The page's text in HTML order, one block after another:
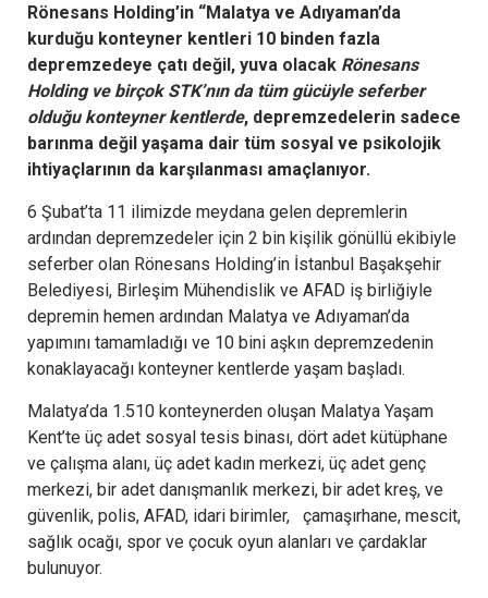
Rönesans Holding’in “Malatya ve Adıyaman’da
kurduğu konteyner kentleri 10 binden fazla
depremzedeye çatı değil, yuva olacak Rönesans
Holding ve birçok STK’nın da tüm gücüyle seferber
olduğu konteyner kentlerde, depremzedelerin sadece
barınma değil yaşama dair tüm sosyal ve psikolojik
ihtiyaçlarının da karşılanması amaçlanıyor.
6 Şubat’ta 11 ilimizde meydana gelen depremlerin
ardından depremzedeler için 2 bin kişilik gönüllü ekibiyle
seferber olan Rönesans Holding’in İstanbul Başakşehir
Belediyesi, Birleşim Mühendislik ve AFAD iş birliğiyle
depremin hemen ardından Malatya ve Adıyaman’da
yapımını tamamladığı ve 10 bini aşkın depremzedenin
konaklayacağı konteyner kentlerde yaşam başladı.
Malatya’da 1.510 konteynerden oluşan Malatya Yaşam
Kent’te üç adet sosyal tesis binası, dört adet kütüphane
ve çalışma alanı, üç adet kadın merkezi, üç adet genç
merkezi, bir adet danışmanlık merkezi, bir adet kreş, ve
güvenlik, polis, AFAD, idari birimler, çamaşırhane, mescit,
sağlık ocağı, spor ve çocuk oyun alanları ve çardaklar
bulunuyor.